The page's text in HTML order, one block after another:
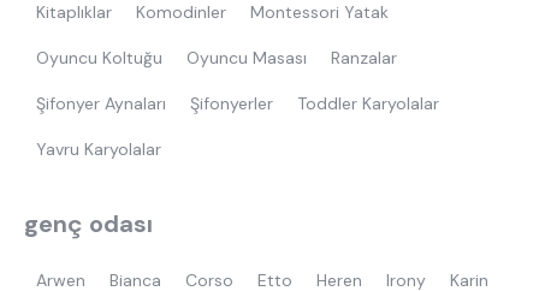
Kitaplıklar Komodinler Montessori Yatak
Oyuncu Koltuğu Oyuncu Masası Ranzalar
Şifonyer Aynaları Şifonyerler Toddler Karyolalar
Yavru Karyolalar
genç odası
Arwen Bianca Corso Etto Heren Irony Karin